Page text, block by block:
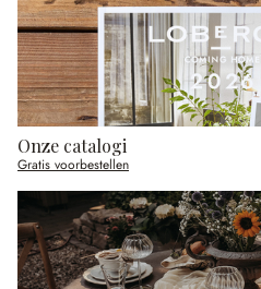
Onze catalogi
Gratis voorbestellen